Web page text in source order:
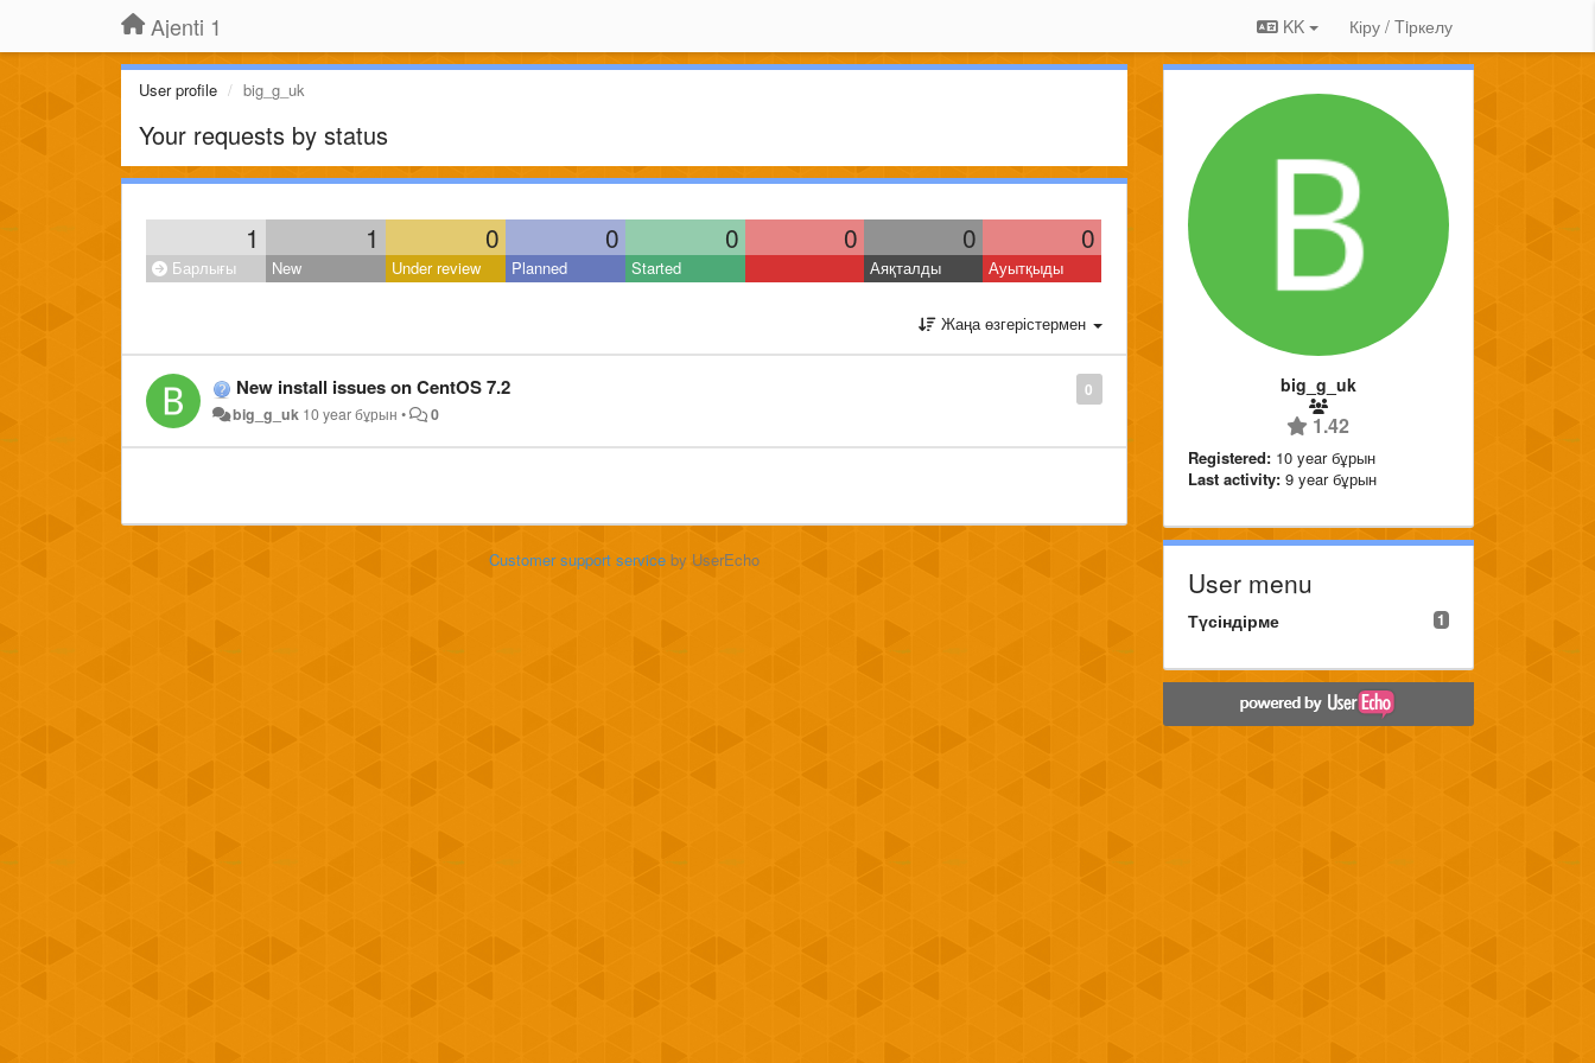
Ajenti 1 KK Кіру / Tiркелу
User profile big_g_uk
Your requests by status
1 1 0 0 0 0 0 0
Барлығы New Under review Planned Started Аяқталды Ауытқыды
Жаңа өзгерістермен
0
New install issues on CentOS 7.2
big_g_uk 10 year бұрын • 0
Customer support serviceby UserEcho
big_g_uk
1.42
Registered: 10 year бұрын
Last activity: 9 year бұрын
User menu
1
Түсіндірме